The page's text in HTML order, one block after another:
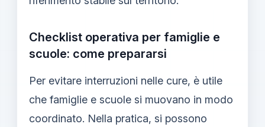
Checklist operativa per famiglie e
scuole: come prepararsi
Per evitare interruzioni nelle cure, è utile
che famiglie e scuole si muovano in modo
coordinato. Nella pratica, si possono